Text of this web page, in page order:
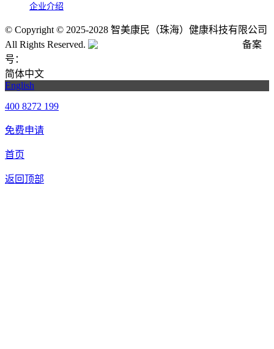
企业介绍
© Copyright © 2025-2028 智美康民（珠海）健康科技有限公司
All Rights Reserved.
备案
号：
简体中文
English
400 8272 199
免费申请
首页
返回顶部